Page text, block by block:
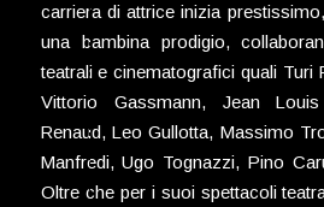
carriera di attrice inizia
una bambina prodigio,
teatrali e cinematografici quali Turi
Vittorio Gassmann, Jean
Renaud, Leo Gullotta, Massimo
Manfredi, Ugo Tognazzi, Pino
Oltre che per i suoi spettacoli